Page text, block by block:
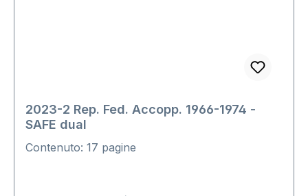
2023-2 Rep. Fed. Accopp. 1966-1974 -
SAFE dual
Contenuto: 17 pagine